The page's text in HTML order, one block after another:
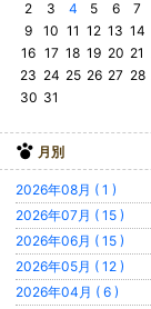
2 3 4 5 6 7
9
10 11 12 13 14
16 17 18 19 20 21
23 24 25 26 27 28
30 31
月別
2026年08月 ( 1 )
2026年07月 ( 15 )
2026年06月 ( 15 )
2026年05月 ( 12 )
2026年04月 ( 6 )